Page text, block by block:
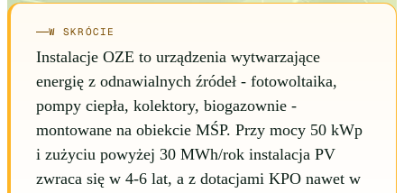
W SKRÓCIE
Instalacje OZE to urządzenia wytwarzające
energię z odnawialnych źródeł - fotowoltaika,
pompy ciepła, kolektory, biogazownie -
montowane na obiekcie MŚP. Przy mocy 50 kWp
i zużyciu powyżej 30 MWh/rok instalacja PV
zwraca się w 4-6 lat, a z dotacjami KPO nawet w